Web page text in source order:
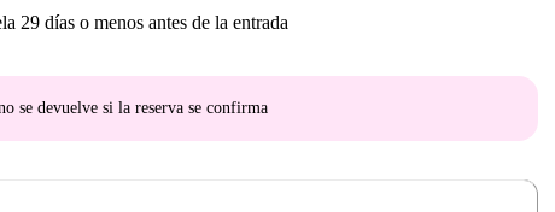
29 días o menos antes de la entrada
se devuelve si la reserva se confirma